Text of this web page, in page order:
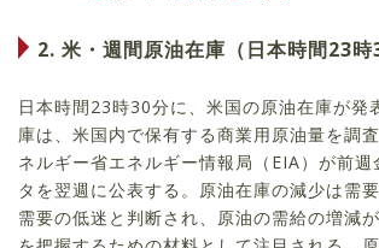
2. 米・週間原油在庫（日本時間23時
日本時間23時30分に、米国の原油在庫が発
庫は、米国内で保有する商業用原油量を調
ネルギー省エネルギー情報局（EIA）が前週
タを翌週に公表する。原油在庫の減少は需
需要の低迷と判断され、原油の需給の増減